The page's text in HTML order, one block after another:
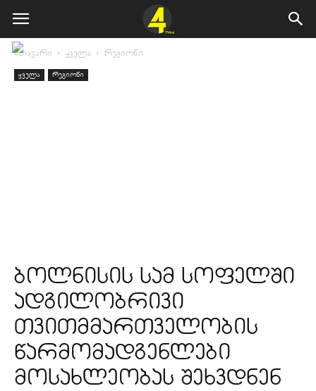
მთავარი ყველა რეგიონი
ყველა რეგიონი
ბოლნისის სამ სოფელში
ადგილობრივი
თვითმმართველობის
წარმომადგენლები
მოსახლეობას შეხვდნენ